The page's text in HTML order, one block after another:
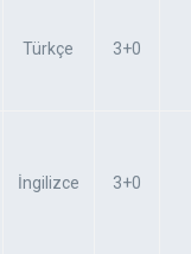
Türkçe 3+0
İngilizce 3+0